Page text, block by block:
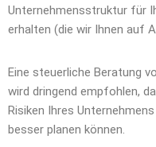
Unternehmensstruktur für
erhalten (die wir Ihnen auf
Eine steuerliche Beratung
wird dringend empfohlen,
Risiken Ihres
besser planen können.